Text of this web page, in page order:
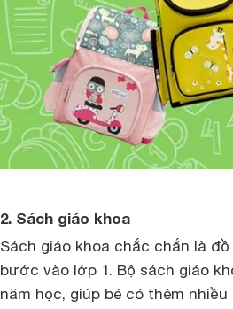
2. Sách giáo khoa
Sách giáo khoa chắc chắn là
bước vào lớp 1. Bộ sách giáo
năm học, giúp bé có thêm